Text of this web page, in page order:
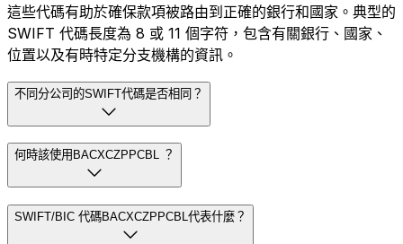
這些代碼有助於確保款項被路由到正確的銀行和國家。典型的
SWIFT 代碼長度為 8 或 11 個字符，包含有關銀行、國家、
位置以及有時特定分支機構的資訊。
不同分公司的SWIFT代碼是否相同？
何時該使用BACXCZPPCBL ？
SWIFT/BIC 代碼BACXCZPPCBL代表什麼？